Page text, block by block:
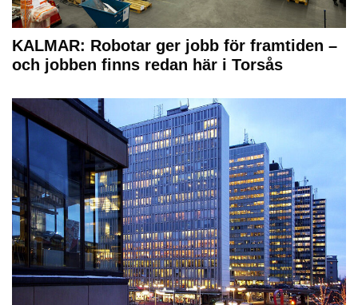
KALMAR: Robotar ger jobb för framtiden –
och jobben finns redan här i Torsås